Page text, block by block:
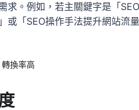
。例如，若主關鍵字是「
或「SEO操作手法提升網站流
換率高